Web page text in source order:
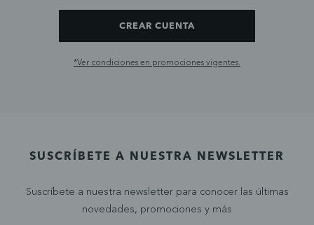
CREAR CUENTA
*Ver condiciones en promociones vigentes.
SUSCRÍBETE A NUESTRA NEWSLETTER
Suscríbete a nuestra newsletter para conocer las últimas
novedades, promociones y más